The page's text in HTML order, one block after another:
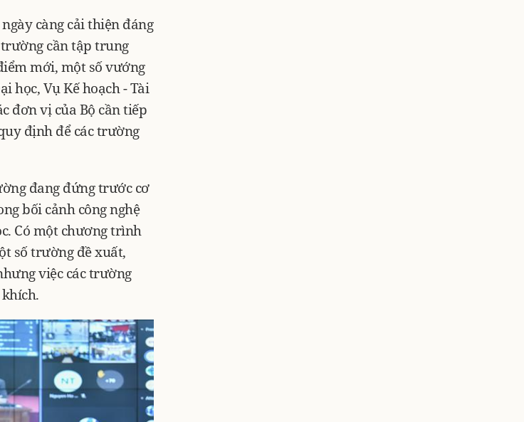
càng cải thiện đáng
cần tập trung
mới, một số vướng
học, Vụ Kế hoạch - Tài
đơn vị của Bộ cần tiếp
định để các trường
đang đứng trước cơ
bối cảnh công nghệ
Có một chương trình
số trường đề xuất,
việc các trường